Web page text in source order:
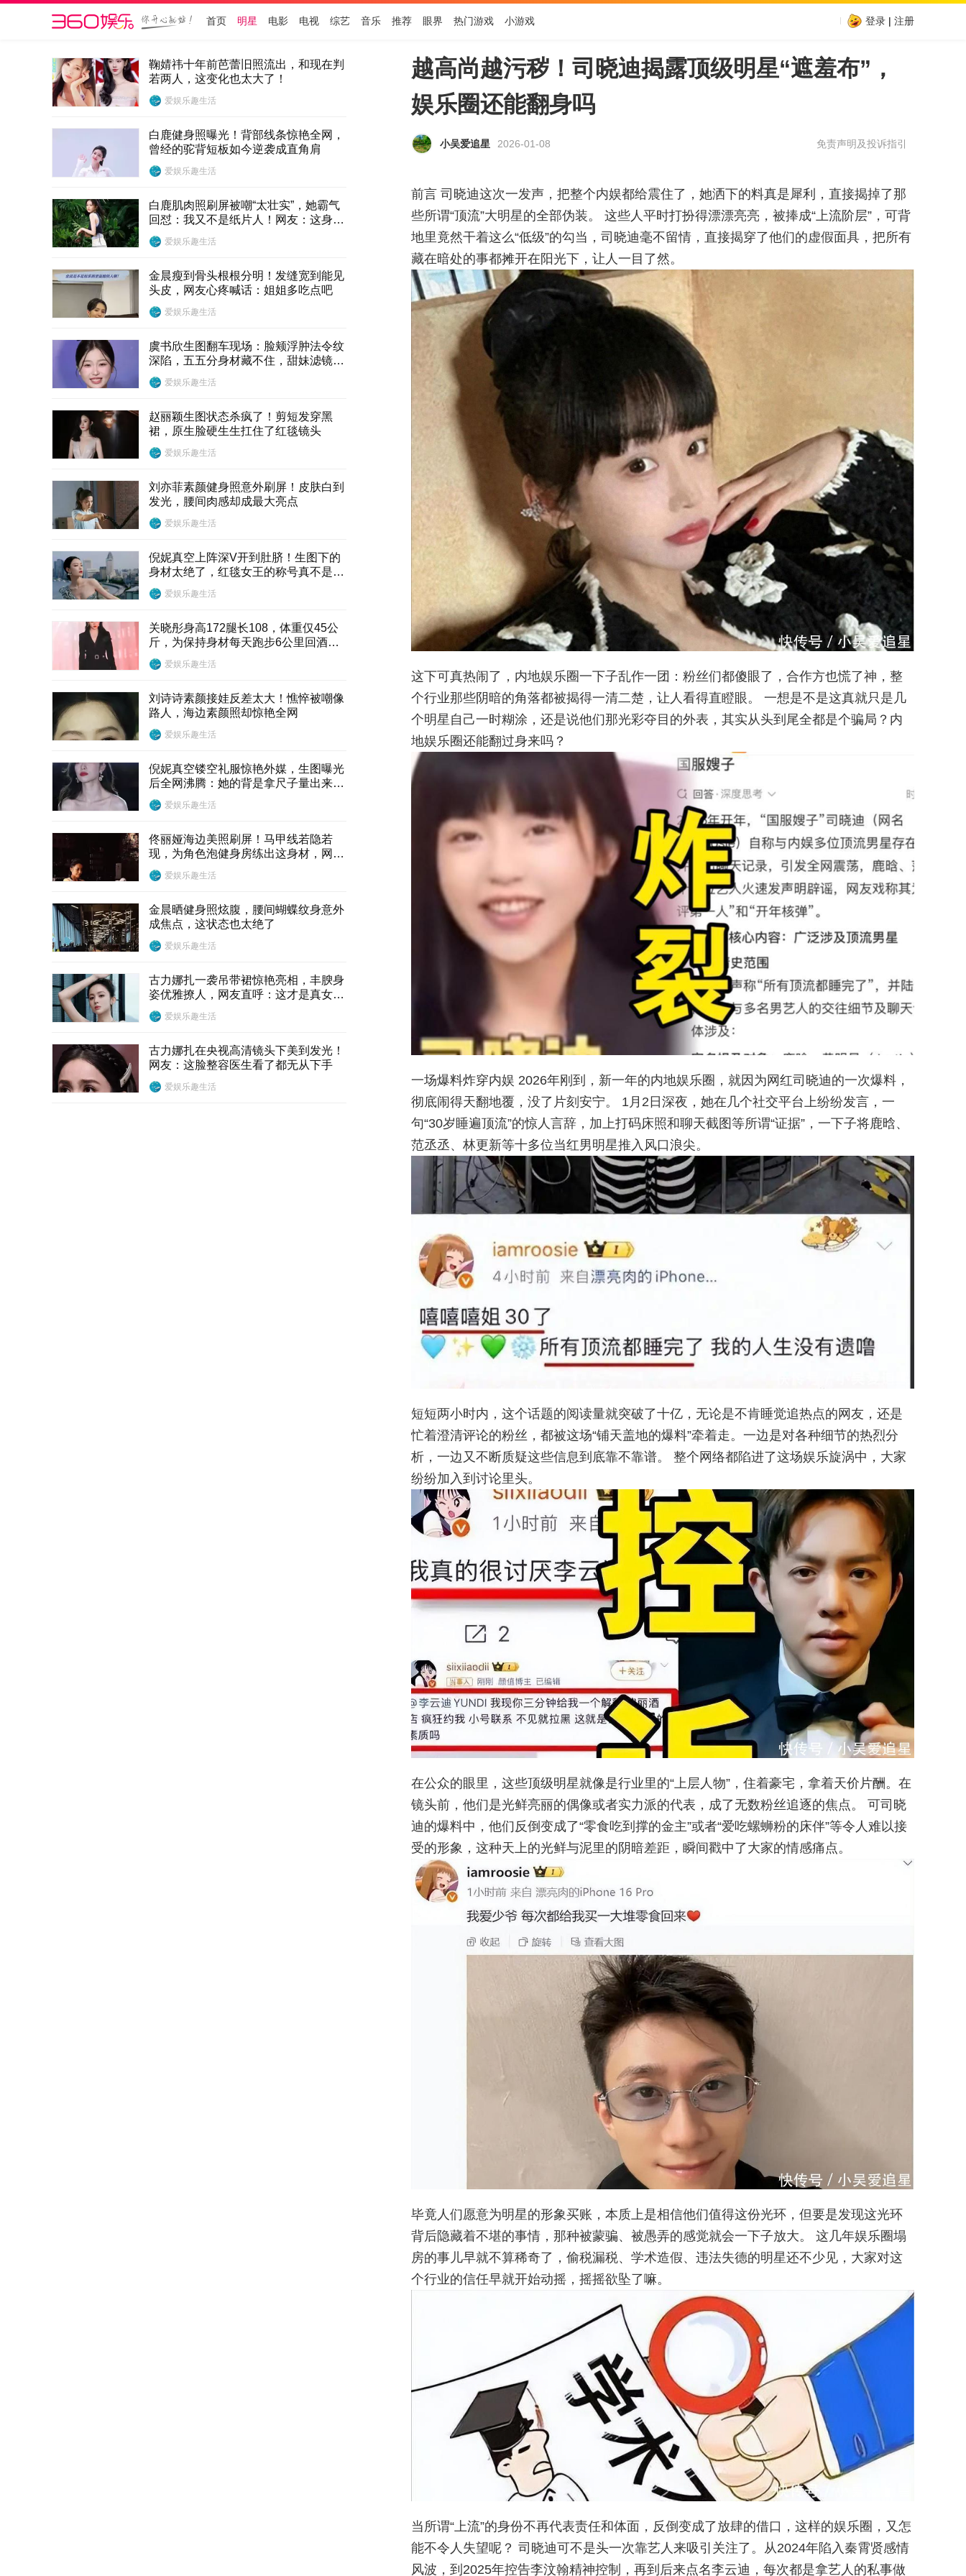
首页 明星 电影 电视 综艺 音乐 推荐 眼界 热门游戏 小游戏 登录 | 注册
鞠婧祎十年前芭蕾旧照流出，和现在判
若两人，这变化也太大了！
爱娱乐趣生活
白鹿健身照曝光！背部线条惊艳全网，
曾经的驼背短板如今逆袭成直角肩
爱娱乐趣生活
白鹿肌肉照刷屏被嘲“太壮实”，她霸气
回怼：我又不是纸片人！网友：这身材
才带劲
爱娱乐趣生活
金晨瘦到骨头根根分明！发缝宽到能见
头皮，网友心疼喊话：姐姐多吃点吧
爱娱乐趣生活
虞书欣生图翻车现场：脸颊浮肿法令纹
深陷，五五分身材藏不住，甜妹滤镜碎
了一地
爱娱乐趣生活
赵丽颖生图状态杀疯了！剪短发穿黑
裙，原生脸硬生生扛住了红毯镜头
爱娱乐趣生活
刘亦菲素颜健身照意外刷屏！皮肤白到
发光，腰间肉感却成最大亮点
爱娱乐趣生活
倪妮真空上阵深V开到肚脐！生图下的
身材太绝了，红毯女王的称号真不是白
叫的
爱娱乐趣生活
关晓彤身高172腿长108，体重仅45公
斤，为保持身材每天跑步6公里回酒
店！
爱娱乐趣生活
刘诗诗素颜接娃反差太大！憔悴被嘲像
路人，海边素颜照却惊艳全网
爱娱乐趣生活
倪妮真空镂空礼服惊艳外媒，生图曝光
后全网沸腾：她的背是拿尺子量出来
的！
爱娱乐趣生活
佟丽娅海边美照刷屏！马甲线若隐若
现，为角色泡健身房练出这身材，网
友：太狠了
爱娱乐趣生活
金晨晒健身照炫腹，腰间蝴蝶纹身意外
成焦点，这状态也太绝了
爱娱乐趣生活
古力娜扎一袭吊带裙惊艳亮相，丰腴身
姿优雅撩人，网友直呼：这才是真女
神！
爱娱乐趣生活
古力娜扎在央视高清镜头下美到发光！
网友：这脸整容医生看了都无从下手
爱娱乐趣生活
越高尚越污秽！司晓迪揭露顶级明星“遮羞布”，
娱乐圈还能翻身吗
小吴爱追星 2026-01-08 免责声明及投诉指引
前言 司晓迪这次一发声，把整个内娱都给震住了，她洒下的料真是犀利，直接揭掉了那
些所谓“顶流”大明星的全部伪装。 这些人平时打扮得漂漂亮亮，被捧成“上流阶层”，可背
地里竟然干着这么“低级”的勾当，司晓迪毫不留情，直接揭穿了他们的虚假面具，把所有
藏在暗处的事都摊开在阳光下，让人一目了然。
这下可真热闹了，内地娱乐圈一下子乱作一团：粉丝们都傻眼了，合作方也慌了神，整
个行业那些阴暗的角落都被揭得一清二楚，让人看得直瞪眼。 一想是不是这真就只是几
个明星自己一时糊涂，还是说他们那光彩夺目的外表，其实从头到尾全都是个骗局？内
地娱乐圈还能翻过身来吗？
一场爆料炸穿内娱 2026年刚到，新一年的内地娱乐圈，就因为网红司晓迪的一次爆料，
彻底闹得天翻地覆，没了片刻安宁。 1月2日深夜，她在几个社交平台上纷纷发言，一
句“30岁睡遍顶流”的惊人言辞，加上打码床照和聊天截图等所谓“证据”，一下子将鹿晗、
范丞丞、林更新等十多位当红男明星推入风口浪尖。
短短两小时内，这个话题的阅读量就突破了十亿，无论是不肯睡觉追热点的网友，还是
忙着澄清评论的粉丝，都被这场“铺天盖地的爆料”牵着走。一边是对各种细节的热烈分
析，一边又不断质疑这些信息到底靠不靠谱。 整个网络都陷进了这场娱乐旋涡中，大家
纷纷加入到讨论里头。
在公众的眼里，这些顶级明星就像是行业里的“上层人物”，住着豪宅，拿着天价片酬。在
镜头前，他们是光鲜亮丽的偶像或者实力派的代表，成了无数粉丝追逐的焦点。 可司晓
迪的爆料中，他们反倒变成了“零食吃到撑的金主”或者“爱吃螺蛳粉的床伴”等令人难以接
受的形象，这种天上的光鲜与泥里的阴暗差距，瞬间戳中了大家的情感痛点。
毕竟人们愿意为明星的形象买账，本质上是相信他们值得这份光环，但要是发现这光环
背后隐藏着不堪的事情，那种被蒙骗、被愚弄的感觉就会一下子放大。 这几年娱乐圈塌
房的事儿早就不算稀奇了，偷税漏税、学术造假、违法失德的明星还不少见，大家对这
个行业的信任早就开始动摇，摇摇欲坠了嘛。
当所谓“上流”的身份不再代表责任和体面，反倒变成了放肆的借口，这样的娱乐圈，又怎
能不令人失望呢？ 司晓迪可不是头一次靠艺人来吸引关注了。从2024年陷入秦霄贤感情
风波，到2025年控告李汶翰精神控制，再到后来点名李云迪，每次都是拿艺人的私事做